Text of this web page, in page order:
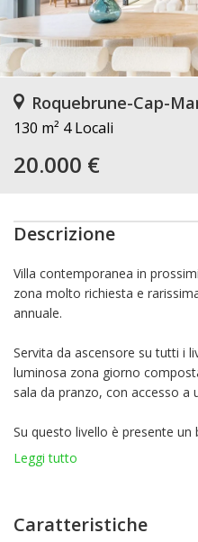
Roquebrune-Cap-
130 m² 4 Locali
20.000 €
Descrizione
Villa contemporanea in
zona molto richiesta e
annuale.
Servita da ascensore su tutti i
luminosa zona giorno
sala da pranzo, con accesso a
Su questo livello è presente
comprende tre camere da
All’esterno, la villa dispone di
Una realizzazione di grande
Leggi tutto
Caratteristiche